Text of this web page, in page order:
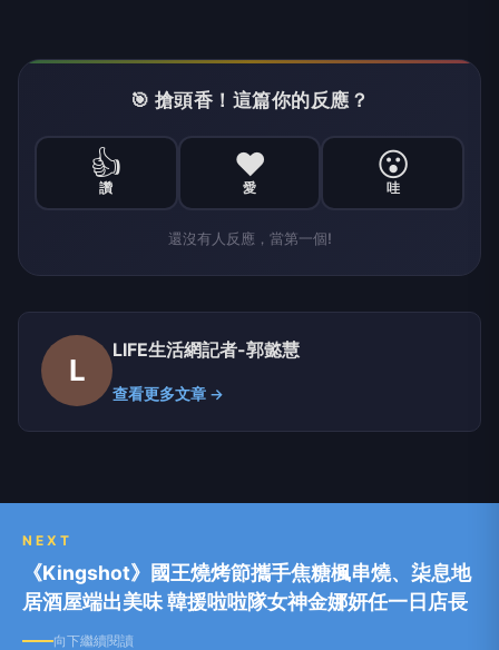
🎯 搶頭香！這篇你的反應？
👍
讚
❤️
愛
😮
哇
還沒有人反應，當第一個!
L
LIFE生活網記者-郭懿慧
查看更多文章 →
NEXT
《Kingshot》國王燒烤節攜手焦糖楓串燒、柒息地
居酒屋端出美味 韓援啦啦隊女神金娜妍任一日店長
向下繼續閱讀